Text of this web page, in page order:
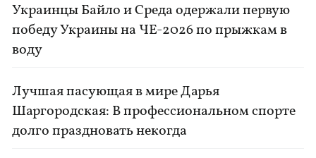
Украинцы Байло и Среда одержали первую
победу Украины на ЧЕ-2026 по прыжкам в
воду
Лучшая пасующая в мире Дарья
Шаргородская: В профессиональном спорте
долго праздновать некогда